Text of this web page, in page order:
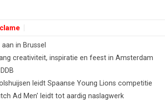
in Brussel
creativiteit, inspiratie en feest in Amsterdam
leidt Spaanse Young Lions competitie
Ad Men' leidt tot aardig naslagwerk